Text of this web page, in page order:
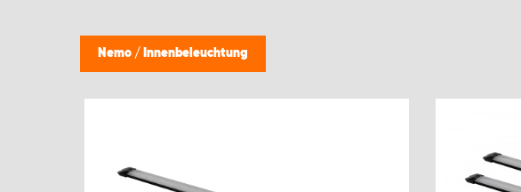
Nemo / Innenbeleuchtung